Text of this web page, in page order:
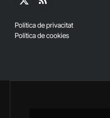
X
RSS
Política de privacitat
Política de cookies